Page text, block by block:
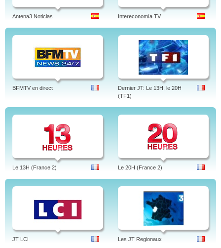
Antena3 Noticias Intereconomía TV
BFMTV en direct
Dernier JT: Le 13H, le 20H
(TF1)
Le 13H (France 2) Le 20H (France 2)
JT LCI Les JT Regionaux